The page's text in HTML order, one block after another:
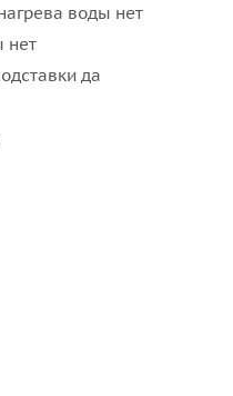
воды нет
нет
да